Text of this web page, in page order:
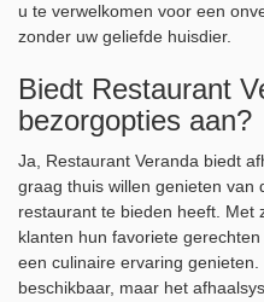
u te verwelkomen voor een
zonder uw geliefde huisdier.
Biedt Restaurant
bezorgopties aan?
Ja, Restaurant Veranda biedt
graag thuis willen genieten van
restaurant te bieden heeft. Met
klanten hun favoriete
een culinaire ervaring
beschikbaar, maar het